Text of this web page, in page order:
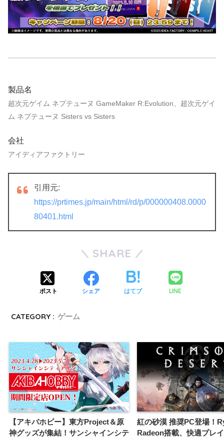
製品名
超次元ゲイム ネプテューヌ GameMaker R:Evolution、超次元ゲイ
ム ネプテューヌ Sisters vs Sisters
会社
アイディアファクトリー
引用元:
https://prtimes.jp/main/html/rd/p/000000408.0000
80401.html
SHARE
ポスト シェア はてブ LINE
CATEGORY : ゲーム
【アキバホビー】東方Project＆原
神グッズが集結！サンシャインシテ
紅の砂漠 推奨PC登場！
Radeon搭載、快適プレイ